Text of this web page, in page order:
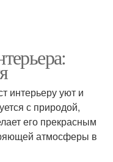
интерьеру уют и
с природой,
его прекрасным
атмосферы в